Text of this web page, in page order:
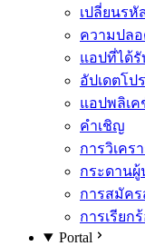
เปลี่ยนรหั
ความปล
แอปที่ได้
อัปเดตโป
แอปพลิเ
คำเชิญ
การวิเคร
กระดานผู้
การสมัค
การเรียก
Portal